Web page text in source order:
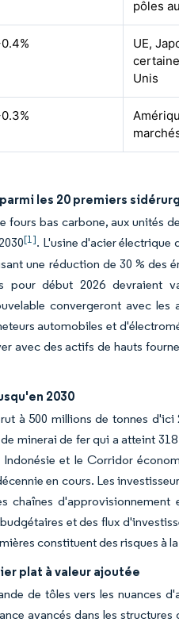
pôles
UE,
Unis
les 20 premiers
fours bas carbone, aux unités
[1]. L'usine d'acier électrique
une réduction de 30 % des
pour début 2026 devraient
convergeront avec les
automobiles et
avec des actifs de hauts
2030
à 500 millions de tonnes d'ici
minerai de fer qui a atteint
et le Corridor
en cours. Les
chaînes
et des flux
constituent des risques à
plat à valeur ajoutée
de tôles vers les nuances
avancés dans les